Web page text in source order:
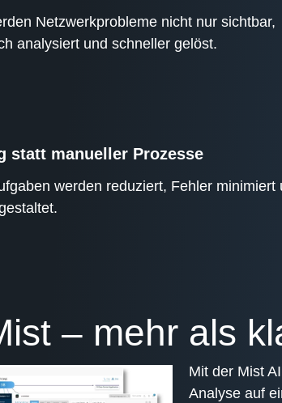
Netzwerkprobleme nicht nur sichtbar,
analysiert und schneller gelöst.
statt manueller Prozesse
werden reduziert, Fehler minimiert
– mehr als
Mit der Mist
Analyse auf